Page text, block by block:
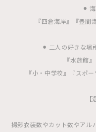
⚫︎
『四倉海岸』『豊間
⚫︎ 二人の好きな場
『水族館』
『小・中学校』『スポ
撮影衣装数やカット数やアル